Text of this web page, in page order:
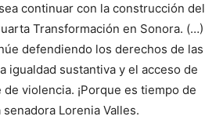
continuar con la construcción del
Transformación en Sonora. (…)
defendiendo los derechos de las
igualdad sustantiva y el acceso de
violencia. ¡Porque es tiempo de
Lorenia Valles.